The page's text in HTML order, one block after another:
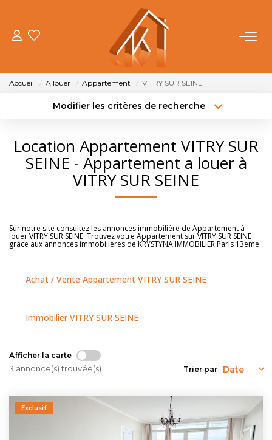
ACHETER
FAIRE GÉRER
OUTILS
NOUS CONTACTER
Accueil A louer Appartement VITRY SUR SEINE
Modifier les critères de recherche
Sélectionnez...
Type de bien
Plus de critères
Location Appartement VITRY SUR
SEINE - Appartement a louer à
VITRY SUR SEINE
Sur notre site consultez les annonces immobilière de Appartement à
louer VITRY SUR SEINE. Trouvez votre Appartement sur VITRY SUR SEINE
grâce aux annonces immobilières de KRYSTYNA IMMOBILIER Paris 13eme.
Achat / Vente Appartement VITRY SUR SEINE
Immobilier VITRY SUR SEINE
Afficher la carte
3 annonce(s) trouvée(s) Trier par
Exclusif